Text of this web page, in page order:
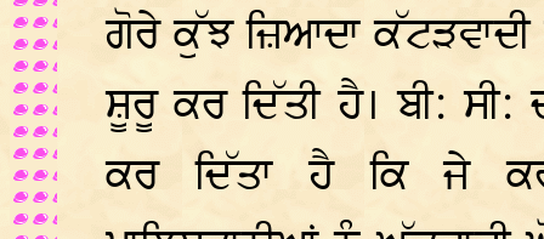
ਗੋਰੇ ਕੁੱਝ ਜ਼ਿਆਦਾ ਕੱਟੜਵਾਦੀ
ਸ਼ੂਰੂ ਕਰ ਦਿੱਤੀ ਹੈ। ਬੀ:
ਕਰ ਦਿੱਤਾ ਹੈ ਕਿ ਜੇ